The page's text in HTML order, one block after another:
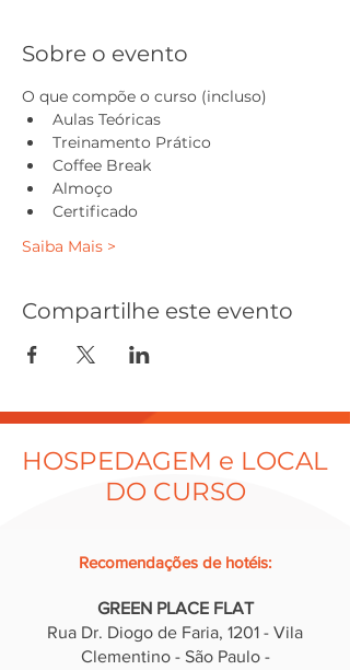
Sobre o evento
O que compõe o curso (incluso)
Aulas Teóricas
Treinamento Prático
Coffee Break
Almoço
Certificado
Saiba Mais >
Compartilhe este evento
HOSPEDAGEM e LOCAL
DO CURSO
Recomendações de hotéis:
GREEN PLACE FLAT
Rua Dr. Diogo de Faria, 1201 - Vila
Clementino - São Paulo -